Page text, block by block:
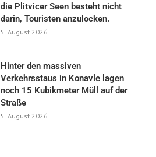
die Plitvicer Seen besteht nicht
darin, Touristen anzulocken.
5. August 2026
Hinter den massiven
Verkehrsstaus in Konavle lagen
noch 15 Kubikmeter Müll auf der
Straße
5. August 2026